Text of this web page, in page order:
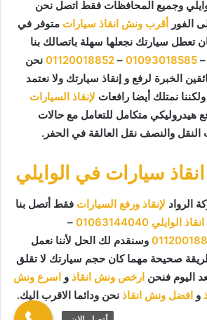
وجميع المحافظات فقط اتصل نحن
الفور أقرب ونش انقاذ سيارات متوفر في
تعطل سيارتك نجعلها سهلة باتصالك بنا
–
01093018585
–
01120018852 نحن
الخبرة لرفع و إنقاذ سيارتك ولا نعتمد
نمتلك أيضا رافعات لإنقاذ السيارات
هيدروليكي متكامل للتعامل مع حالات
النقل والنصف نقل العالقة في الحفر.
سيارات في الوايلي
الرواد لإنقاذ ورفع السيارات فقط أتصل بنا
الوايلي 01063144040
–
وسنقدم لك الحل لأننا نعمل
صحيحة مهما كان حجم سيارتك لا تقلق
اليوم فنحن ارخص ونش انقاذ و اسرع ونش
و افضل ونش انقاذ نحن ودائما الاقرب اليك.